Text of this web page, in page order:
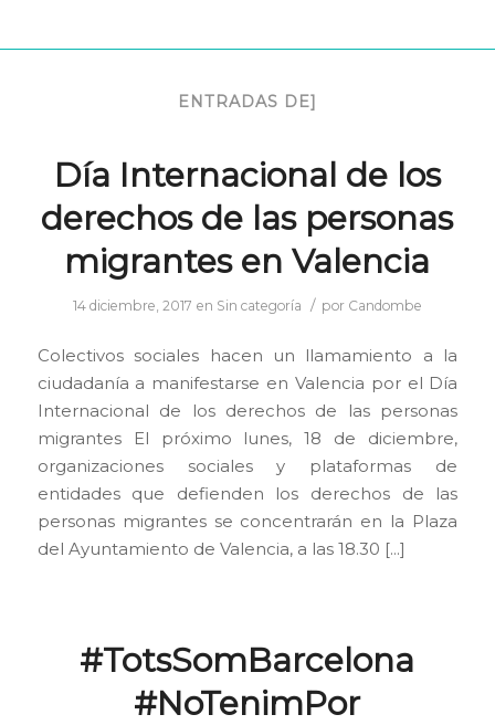
ENTRADAS DE]
Día Internacional de los
derechos de las personas
migrantes en Valencia
14 diciembre, 2017 en Sin categoría / por Candombe
Colectivos sociales hacen un llamamiento a la
ciudadanía a manifestarse en Valencia por el Día
Internacional de los derechos de las personas
migrantes El próximo lunes, 18 de diciembre,
organizaciones sociales y plataformas de
entidades que defienden los derechos de las
personas migrantes se concentrarán en la Plaza
del Ayuntamiento de Valencia, a las 18.30 […]
#TotsSomBarcelona
#NoTenimPor